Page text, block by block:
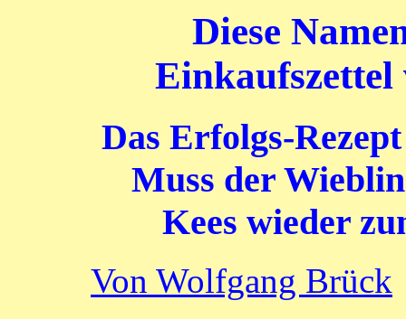
Diese
Einkaufszettel
Das Erfolgs-
Muss der
Kees wieder
Von Wolfgang Brück